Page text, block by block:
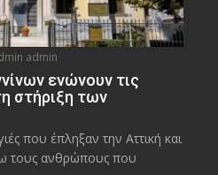
admin
ενώνουν τις
στήριξη των
που έπληξαν την Αττική και
τους ανθρώπους που